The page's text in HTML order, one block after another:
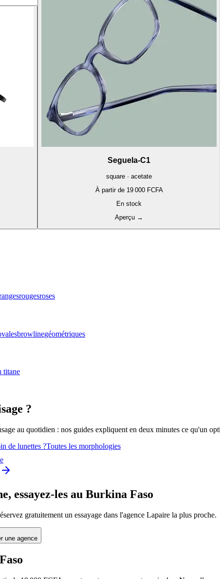
Seguela-C1
square · acetate
À partir de 19 000 FCFA
En stock
Aperçu →
rougesroses
browlinegéométriques
titane
?
au quotidien : nos guides expliquent en deux minutes ce qu'un
de lunettes ?Toutes les morphologies
essayez-les au Burkina Faso
gratuitement un essayage dans l'agence Lapaire la plus proche.
une agence